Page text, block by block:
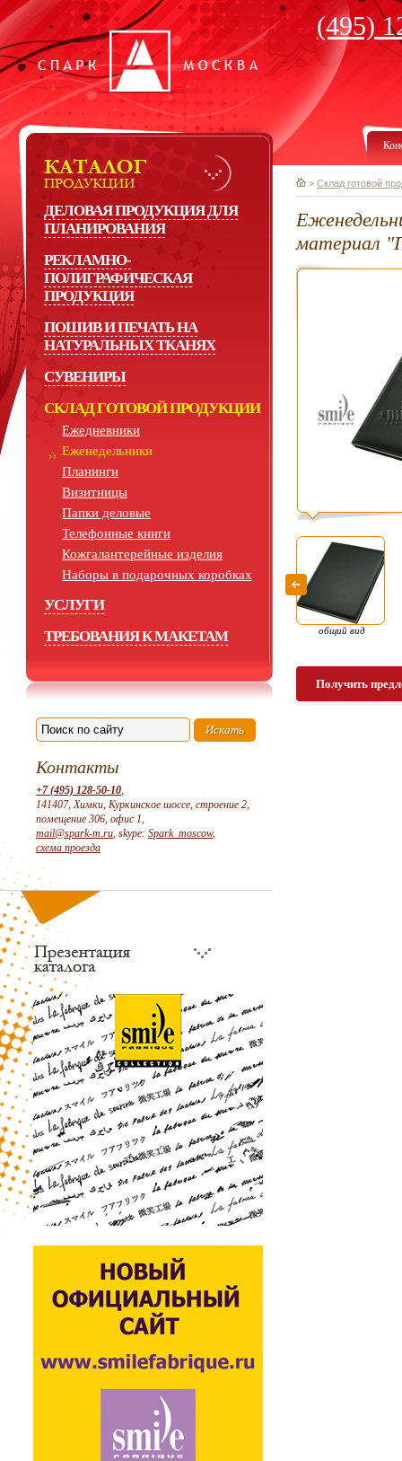
(495)
ДЕЛОВАЯ ПРОДУКЦИЯ ДЛЯ
ПЛАНИРОВАНИЯ
РЕКЛАМНО-
ПОЛИГРАФИЧЕСКАЯ
ПРОДУКЦИЯ
ПОШИВ И ПЕЧАТЬ НА
НАТУРАЛЬНЫХ ТКАНЯХ
СУВЕНИРЫ
СКЛАД ГОТОВОЙ ПРОДУКЦИИ
Ежедневники
Еженедельники
Планинги
Визитницы
Папки деловые
Телефонные книги
Кожгалантерейные изделия
Наборы в подарочных коробках
УСЛУГИ
ТРЕБОВАНИЯ К МАКЕТАМ
Контакты
+7 (495) 128-50-10,
141407, Химки, Куркинское шоссе, строение 2,
помещение 306, офис 1,
mail@spark-m.ru, skype: Spark_moscow,
схема проезда
> Склад готовой
материал
общий вид
Получить